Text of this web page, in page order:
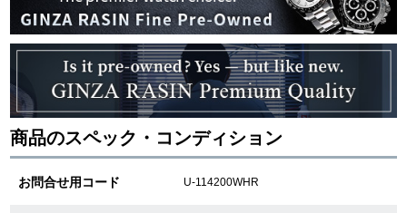
ご利用ガイド
GINZA RASINのプレミアムクオリティについて
送料・お支払方法
ショッピングローンの流れ
よくある質問
商品のスペック・コンディション
お問合せ用コード U-114200WHR